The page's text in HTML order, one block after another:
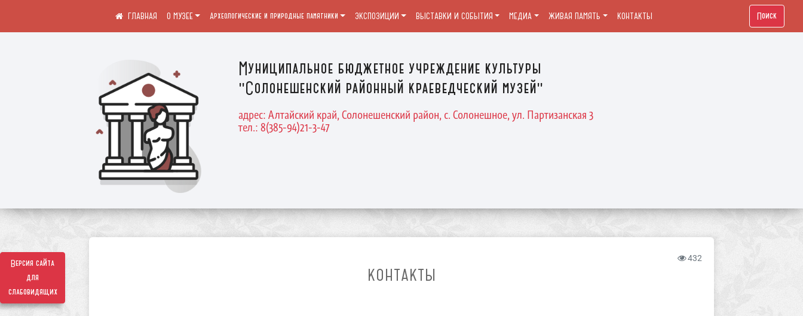
Версия сайта
для
слабовидящих
Муниципальное бюджетное учреждение культуры
"Солонешенский районный краеведческий музей"
адрес: Алтайский край, Солонешенский район, с. Солонешное, ул. Партизанская 3
тел.: 8(385-94)21-3-47
О МУЗЕЕ Археологические и природные памятники ЭКСПОЗИЦИИ ВЫСТАВКИ И СОБЫТИЯ МЕДИА ЖИВАЯ ПАМЯТЬ КОНТАКТЫ Поиск
432
КОНТАКТЫ